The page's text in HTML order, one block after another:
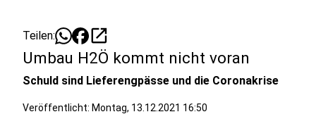
Teilen: open_in_new
Umbau H2Ö kommt nicht voran
Schuld sind Lieferengpässe und die Coronakrise
Veröffentlicht: Montag, 13.12.2021 16:50